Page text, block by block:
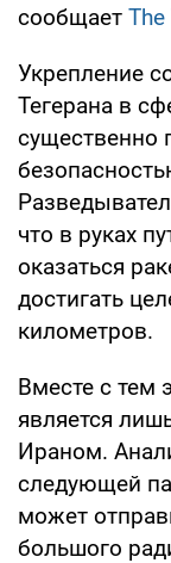
сообщает
Укрепление
Тегерана в
существенно
что в руках
оказаться
достигать
километров.
Вместе с тем
является
Ираном.
следующей
может
большого